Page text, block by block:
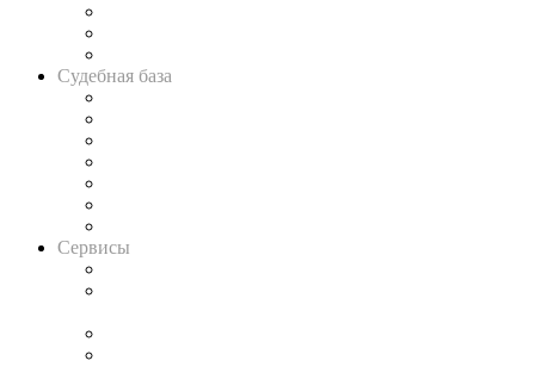
Судебная база
Сервисы